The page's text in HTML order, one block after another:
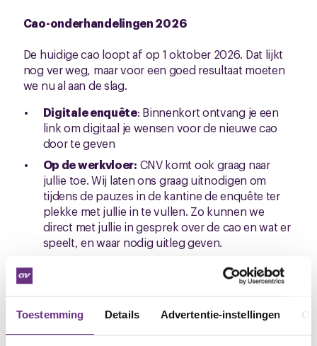
Toestemming Details Advertentie-instellingen
Cao-onderhandelingen 2026
De huidige cao loopt af op 1 oktober 2026. Dat lijkt
nog ver weg, maar voor een goed resultaat moeten
we nu al aan de slag.
Digitale enquête: Binnenkort ontvang je een
link om digitaal je wensen voor de nieuwe cao
door te geven
Op de werkvloer: CNV komt ook graag naar
jullie toe. Wij laten ons graag uitnodigen om
tijdens de pauzes in de kantine de enquête ter
plekke met jullie in te vullen. Zo kunnen we
direct met jullie in gesprek over de cao en wat er
speelt, en waar nodig uitleg geven.
Nieuw: Word lid van de CNV Zoetwaren
Whatsapp-groep
Wil jij altijd als eerste op de hoogte zijn van het
laatste nieuws over jouw arbeidsvoorwaarden? We